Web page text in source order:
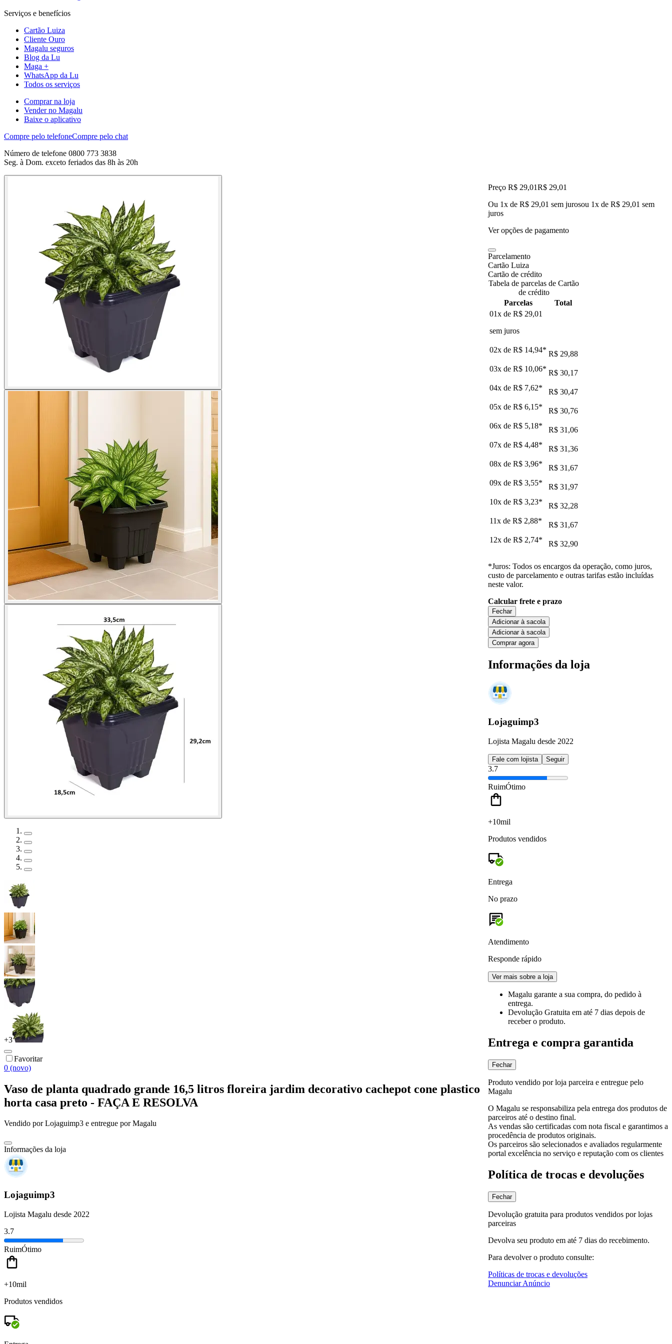
Serviços e benefícios
Cartão Luiza
Cliente Ouro
Magalu seguros
Blog da Lu
Maga +
WhatsApp da Lu
Todos os serviços
Comprar na loja
Vender no Magalu
Baixe o aplicativo
Compre pelo telefoneCompre pelo chat
Número de telefone 0800 773 3838
Seg. à Dom. exceto feriados das 8h às 20h
+3
Favoritar
0 (novo)
Vaso de planta quadrado grande 16,5 litros floreira jardim decorativo cachepot cone plastico
horta casa preto - FAÇA E RESOLVA
Vendido porLojaguimp3 e entregue por Magalu
Informações da loja
Lojaguimp3
Lojista Magalu desde 2022
3.7
RuimÓtimo
+10mil
Produtos vendidos
Preço R$ 29,01R$ 29,01
Ou 1x de R$ 29,01 sem jurosou 1x de R$ 29,01 sem
juros
Ver opções de pagamento
Parcelamento
Cartão Luiza
Cartão de crédito
Tabela de parcelas de Cartão
de crédito
Parcelas
Total
01x de R$ 29,01
sem juros
02x de R$ 14,94* R$ 29,88
03x de R$ 10,06* R$ 30,17
04x de R$ 7,62*
R$ 30,47
05x de R$ 6,15*
R$ 30,76
06x de R$ 5,18*
R$ 31,06
07x de R$ 4,48*
R$ 31,36
08x de R$ 3,96*
R$ 31,67
09x de R$ 3,55*
R$ 31,97
10x de R$ 3,23*
R$ 32,28
11x de R$ 2,88*
R$ 31,67
12x de R$ 2,74* R$ 32,90
*Juros: Todos os encargos da operação, como juros,
custo de parcelamento e outras tarifas estão incluídas
neste valor.
Calcular frete e prazo
Fechar
Adicionar à sacola
Adicionar à sacola
Comprar agora
Informações da loja
Lojaguimp3
Lojista Magalu desde 2022
Fale com lojista Seguir
3.7
RuimÓtimo
+10mil
Produtos vendidos
Entrega
No prazo
Atendimento
Responde rápido
Ver mais sobre a loja
Magalu garante a sua compra, do pedido à
entrega.
Devolução Gratuita em até 7 dias depois de
receber o produto.
Entrega e compra garantida
Fechar
Produto vendido por loja parceira e entregue pelo
Magalu
O Magalu se responsabiliza pela entrega dos produtos de
parceiros até o destino final.
As vendas são certificadas com nota fiscal e garantimos a
procedência de produtos originais.
Os parceiros são selecionados e avaliados regularmente
portal excelência no serviço e reputação com os clientes
Política de trocas e devoluções
Fechar
Devolução gratuita para produtos vendidos por lojas
parceiras
Devolva seu produto em até 7 dias do recebimento.
Para devolver o produto consulte:
Políticas de trocas e devoluções
Denunciar Anúncio